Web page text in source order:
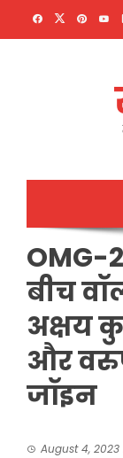
OMG-2
बीच
अक्षय
और
जॉइन
August 4, 2023